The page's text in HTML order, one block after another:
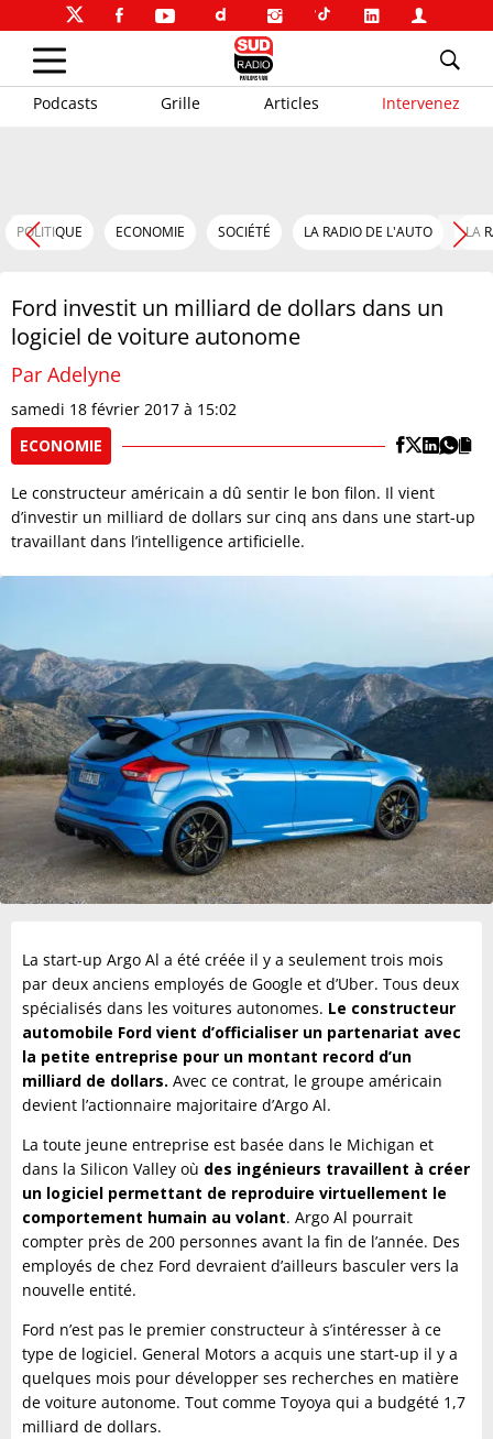
Podcasts Grille Articles Intervenez
POLITIQUE ECONOMIE SOCIÉTÉ LA RADIO DE L'AUTO LA
Ford investit un milliard de dollars dans un
logiciel de voiture autonome
Par Adelyne
samedi 18 février 2017 à 15:02
ECONOMIE
Le constructeur américain a dû sentir le bon filon. Il vient
d’investir un milliard de dollars sur cinq ans dans une start-up
travaillant dans l’intelligence artificielle.
La start-up Argo Al a été créée il y a seulement trois mois
par deux anciens employés de Google et d’Uber. Tous deux
spécialisés dans les voitures autonomes. Le constructeur
automobile Ford vient d’officialiser un partenariat avec
la petite entreprise pour un montant record d’un
milliard de dollars. Avec ce contrat, le groupe américain
devient l’actionnaire majoritaire d’Argo Al.
La toute jeune entreprise est basée dans le Michigan et
dans la Silicon Valley où des ingénieurs travaillent à créer
un logiciel permettant de reproduire virtuellement le
comportement humain au volant. Argo Al pourrait
compter près de 200 personnes avant la fin de l’année. Des
employés de chez Ford devraient d’ailleurs basculer vers la
nouvelle entité.
Ford n’est pas le premier constructeur à s’intéresser à ce
type de logiciel. General Motors a acquis une start-up il y a
quelques mois pour développer ses recherches en matière
de voiture autonome. Tout comme Toyoya qui a budgété 1,7
milliard de dollars.